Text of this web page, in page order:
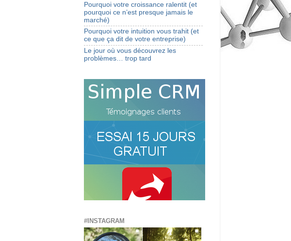
Pourquoi votre croissance ralentit (et
pourquoi ce n’est presque jamais le
marché)
Pourquoi votre intuition vous trahit (et
ce que ça dit de votre entreprise)
Le jour où vous découvrez les
problèmes… trop tard
#INSTAGRAM